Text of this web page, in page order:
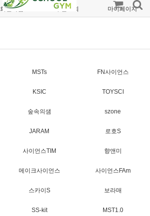
회원가입 주문조회 마이페이지
MSTs FN사이언스
KSIC TOYSCI
숲속의샘 szone
JARAM 로호S
사이언스TIM 향앤미
메이크사이언스 사이언스FAm
스카이S 보라매
SS-kit MST1.0